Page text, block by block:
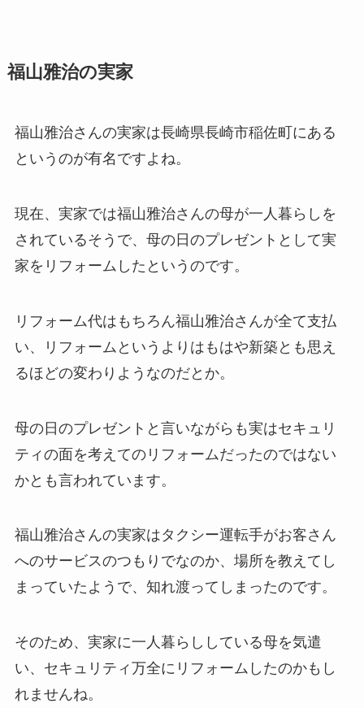
福山雅治の実家
福山雅治さんの実家は長崎県長崎市稲佐町にある
というのが有名ですよね。
現在、実家では福山雅治さんの母が一人暮らしを
されているそうで、母の日のプレゼントとして実
家をリフォームしたというのです。
リフォーム代はもちろん福山雅治さんが全て支払
い、リフォームというよりはもはや新築とも思え
るほどの変わりようなのだとか。
母の日のプレゼントと言いながらも実はセキュリ
ティの面を考えてのリフォームだったのではない
かとも言われています。
福山雅治さんの実家はタクシー運転手がお客さん
へのサービスのつもりでなのか、場所を教えてし
まっていたようで、知れ渡ってしまったのです。
そのため、実家に一人暮らししている母を気遣
い、セキュリティ万全にリフォームしたのかもし
れませんね。